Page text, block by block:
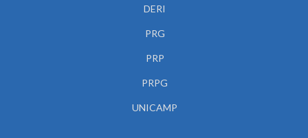
DERI
PRG
PRP
PRPG
UNICAMP